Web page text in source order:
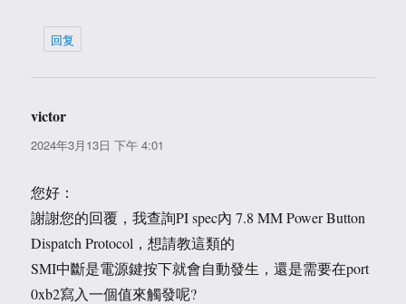
回复
victor
道：
2024年3月13日 下午 4:01
您好：
謝謝您的回覆，我查詢PI spec內 7.8 MM Power Button
Dispatch Protocol，想請教這類的
SMI中斷是電源鍵按下就會自動發生，還是需要在port
0xb2寫入一個值來觸發呢?